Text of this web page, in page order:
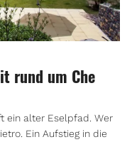
rund um Che
ein alter Eselpfad. Wer
Ein Aufstieg in die